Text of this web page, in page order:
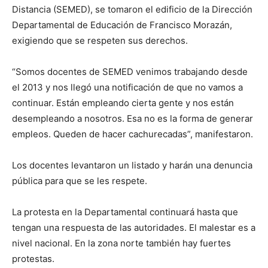
Distancia (SEMED), se tomaron el edificio de la Dirección
Departamental de Educación de Francisco Morazán,
exigiendo que se respeten sus derechos.
“Somos docentes de SEMED venimos trabajando desde
el 2013 y nos llegó una notificación de que no vamos a
continuar. Están empleando cierta gente y nos están
desempleando a nosotros. Esa no es la forma de generar
empleos. Queden de hacer cachurecadas”, manifestaron.
Los docentes levantaron un listado y harán una denuncia
pública para que se les respete.
La protesta en la Departamental continuará hasta que
tengan una respuesta de las autoridades. El malestar es a
nivel nacional. En la zona norte también hay fuertes
protestas.